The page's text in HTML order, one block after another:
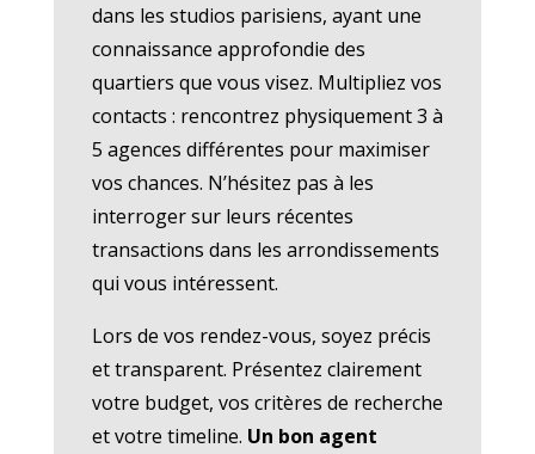
dans les studios parisiens, ayant une
connaissance approfondie des
quartiers que vous visez. Multipliez vos
contacts : rencontrez physiquement 3 à
5 agences différentes pour maximiser
vos chances. N’hésitez pas à les
interroger sur leurs récentes
transactions dans les arrondissements
qui vous intéressent.
Lors de vos rendez-vous, soyez précis
et transparent. Présentez clairement
votre budget, vos critères de recherche
et votre timeline. Un bon agent